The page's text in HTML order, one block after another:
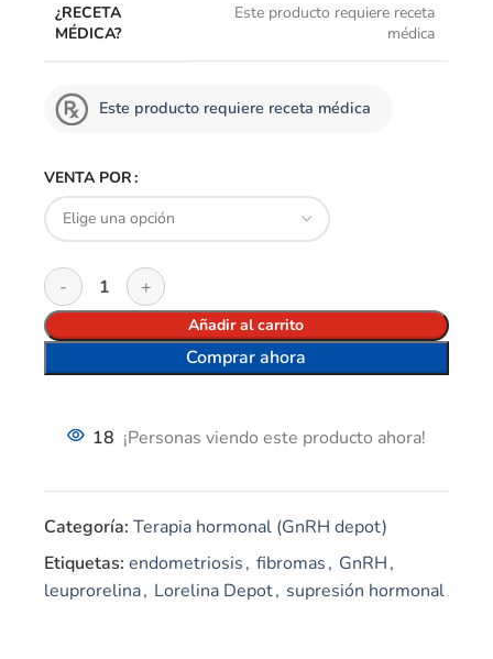
¿RECETA
MÉDICA?
Este producto requiere receta
médica
Este producto requiere receta médica
VENTA POR
Añadir al carrito
Comprar ahora
18 ¡Personas viendo este producto ahora!
Categoría: Terapia hormonal (GnRH depot)
Etiquetas: endometriosis, fibromas, GnRH,
leuprorelina, Lorelina Depot, supresión hormonal